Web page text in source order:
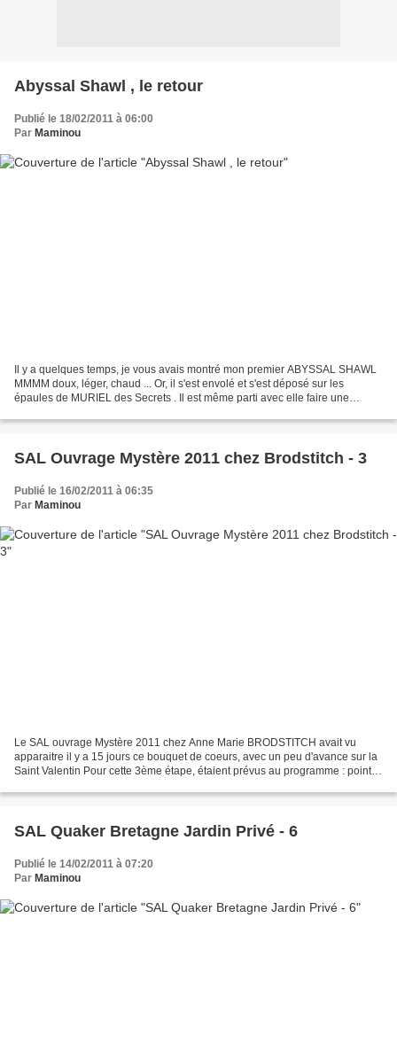
Abyssal Shawl , le retour
Publié le 18/02/2011 à 06:00
Par Maminou
Il y a quelques temps, je vous avais montré mon premier ABYSSAL SHAWL
MMMM doux, léger, chaud ... Or, il s'est envolé et s'est déposé sur les
épaules de MURIEL des Secrets . Il est même parti avec elle faire une
SAL Ouvrage Mystère 2011 chez Brodstitch - 3
Publié le 16/02/2011 à 06:35
Par Maminou
Le SAL ouvrage Mystère 2011 chez Anne Marie BRODSTITCH avait vu
apparaitre il y a 15 jours ce bouquet de coeurs, avec un peu d'avance sur la
Saint Valentin Pour cette 3ème étape, étaient prévus au programme : points
SAL Quaker Bretagne Jardin Privé - 6
Publié le 14/02/2011 à 07:20
Par Maminou